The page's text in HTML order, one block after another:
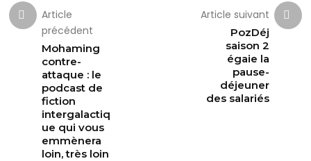
Article
précédent
Mohaming
contre-
attaque : le
podcast de
fiction
intergalactiq
ue qui vous
emmènera
loin, très loin
Article suivant
PozDéj
saison 2
égaie la
pause-
déjeuner
des salariés